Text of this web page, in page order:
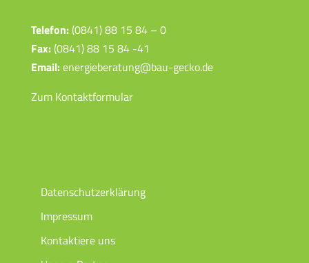
Telefon:(0841) 88 15 84 – 0
Fax:(0841) 88 15 84 -41
Email:energieberatung@bau-gecko.de
Zum Kontaktformular
Datenschutzerklärung
Impressum
Kontaktiere uns